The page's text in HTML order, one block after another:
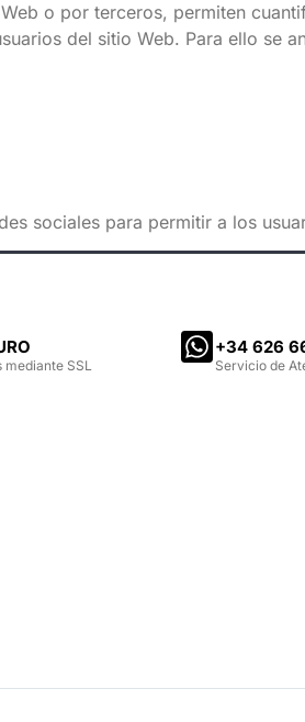
o por terceros, permiten
del sitio Web. Para ello se
sociales para permitir a los
mediante SSL
‪+34 626
Servicio de